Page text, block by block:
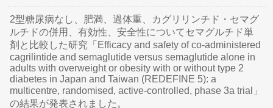
2型糖尿病なし、肥満、過体重、カグリリンチド・セマグ
ルチドの併用、有効性、安全性についてセマグルチド単
剤と比較した研究「Efficacy and safety of co-administered
cagrilintide and semaglutide versus semaglutide alone in
adults with overweight or obesity with or without type 2
diabetes in Japan and Taiwan (REDEFINE 5): a
multicentre, randomised, active-controlled, phase 3a trial」
の結果が発表されました。